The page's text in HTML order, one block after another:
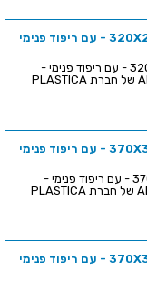
מזוודת אחסון 320X280X119MM - עם ריפוד פנימי
מזוודת אחסון 320X280X119MM - עם ריפוד פנימי -
כחולה ♦ מסדרת ADVANCED של חברת PLASTICA
מזוודת אחסון 370X307X121MM - עם ריפוד פנימי
מזוודת אחסון 370X307X121MM - עם ריפוד פנימי -
שחורה ♦ מסדרת ADVANCED של חברת PLASTICA
מזוודת אחסון 370X307X121MM - עם ריפוד פנימי